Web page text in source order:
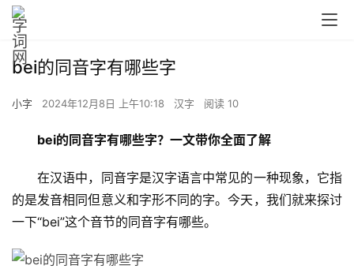
bei的同音字有哪些字
小字 2024年12月8日 上午10:18 汉字 阅读 10
bei的同音字有哪些字？一文带你全面了解
在汉语中，同音字是汉字语言中常见的一种现象，它指
的是发音相同但意义和字形不同的字。今天，我们就来探讨
一下“bei”这个音节的同音字有哪些。